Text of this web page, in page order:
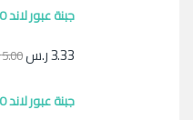
جبنة عبور لاند 250 جرام بالفلمنك
3.33ر.س5.00
جبنة عبور لاند 250 جرام بالبسطرمه